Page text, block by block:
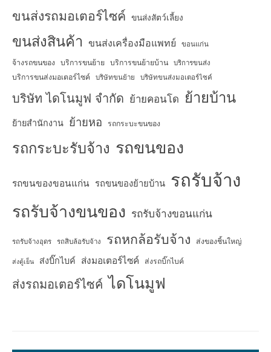
ขนส่งรถมอเตอร์ไซค์ ขนส่งสัตว์เลี้ยง
ขนส่งสินค้า ขนส่งเครื่องมือแพทย์ ขอนแก่น
จ้างรถขนของ บริการขนย้าย บริการขนย้ายบ้าน บริการขนส่ง
บริการขนส่งมอเตอร์ไซค์ บริษัทขนย้าย บริษัทขนส่งมอเตอร์ไซค์
บริษัท ไดโนมูฟ จำกัด ย้ายคอนโด ย้ายบ้าน
ย้ายสำนักงาน ย้ายหอ รถกระบะขนของ
รถกระบะรับจ้าง รถขนของ
รถขนของขอนแก่น รถขนของย้ายบ้าน รถรับจ้าง
รถรับจ้างขนของ รถรับจ้างขอนแก่น
รถรับจ้างอุดร รถสิบล้อรับจ้าง รถหกล้อรับจ้าง ส่งของชิ้นใหญ่
ส่งตู้เย็น ส่งบิ๊กไบค์ ส่งมอเตอร์ไซค์ ส่งรถบิ๊กไบค์
ส่งรถมอเตอร์ไซค์ ไดโนมูฟ